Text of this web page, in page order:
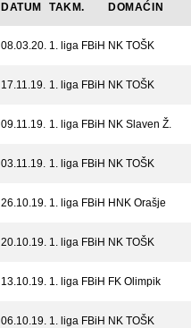
DATUM TAKM. DOMAĆIN
08.03.20. 1. liga FBiH NK TOŠK
17.11.19. 1. liga FBiH NK TOŠK
09.11.19. 1. liga FBiH NK Slaven Ž.
03.11.19. 1. liga FBiH NK TOŠK
26.10.19. 1. liga FBiH HNK Orašje
20.10.19. 1. liga FBiH NK TOŠK
13.10.19. 1. liga FBiH FK Olimpik
06.10.19. 1. liga FBiH NK TOŠK